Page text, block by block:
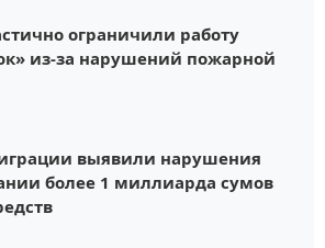
ограничили работу
из-за нарушений пожарной
выявили нарушения
более 1 миллиарда сумов